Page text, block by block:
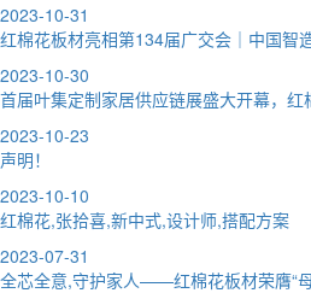
2023-10-31
红棉花板材亮相第134届广交会｜中国智
2023-10-30
首届叶集定制家居供应链展盛大开幕，红
2023-10-23
声明！
2023-10-10
红棉花,张拾喜,新中式,设计师,搭配方案
2023-07-31
全芯全意,守护家人——红棉花板材荣膺“母